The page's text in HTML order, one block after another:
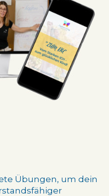
Übungen, um dein
tandsfähiger